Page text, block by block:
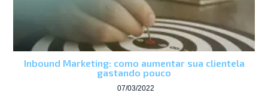
Inbound Marketing: como aumentar sua clientela
gastando pouco
07/03/2022